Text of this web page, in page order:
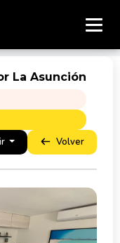
La Asunción
Volver